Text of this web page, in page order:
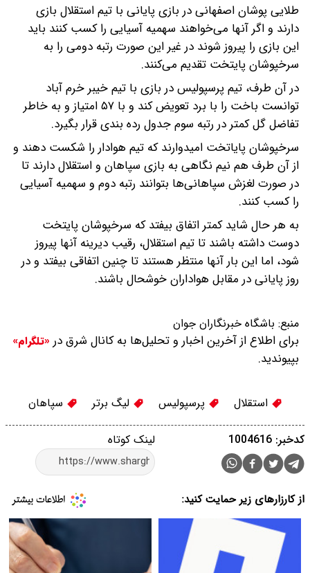
طلایی پوشان اصفهانی در بازی پایانی با تیم استقلال بازی
دارند و اگر آنها می‌خواهند سهمیه آسیایی را کسب کنند باید
این بازی را پیروز شوند در غیر این صورت رتبه دومی را به
سرخپوشان پایتخت تقدیم می‌کنند.
در آن طرف، تیم پرسپولیس در بازی با تیم خیبر خرم آباد
توانست باخت را با برد تعویض کند و با ۵۷ امتیاز و به خاطر
تفاضل گل کمتر در رتبه سوم جدول رده بندی قرار بگیرد.
سرخپوشان پایاتخت امیدوارند که تیم هوادار را شکست دهند و
از آن طرف هم نیم نگاهی به بازی سپاهان و استقلال دارند تا
در صورت لغزش سپاهانی‌ها بتوانند رتبه دوم و سهمیه آسیایی
را کسب کنند.
به هر حال شاید کمتر اتفاق بیفتد که سرخپوشان پایتخت
دوست داشته باشند تا تیم استقلال، رقیب دیرینه آنها پیروز
شود، اما این بار آنها منتظر هستند تا چنین اتفاقی بیفتد و در
روز پایانی در مقابل هواداران خوشحال باشند.
منبع: باشگاه خبرنگاران جوان
برای اطلاع از آخرین اخبار و تحلیل‌ها به کانال شرق در «تلگرام»
بپیوندید.
استقلال پرسپولیس لیگ برتر سپاهان
لینک کوتاه کدخبر: 1004616
از کارزارهای زیر حمایت کنید: